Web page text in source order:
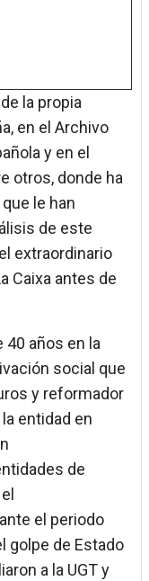
la propia
en el Archivo
y en el
otros, donde ha
le han
de este
extraordinario
Caixa antes de
40 años en la
social que
y reformador
entidad en
de
el periodo
golpe de Estado
a la UGT y